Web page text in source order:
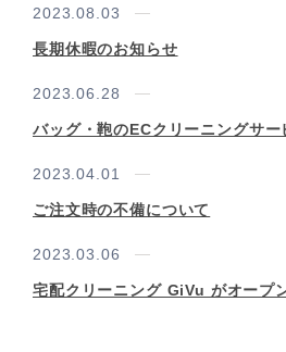
2023.08.03
長期休暇のお知らせ
2023.06.28
バッグ・鞄のECクリーニングサー
2023.04.01
ご注文時の不備について
2023.03.06
宅配クリーニング GiVu がオープ